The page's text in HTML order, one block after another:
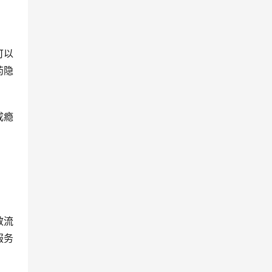
以
隐
瘾
流
务